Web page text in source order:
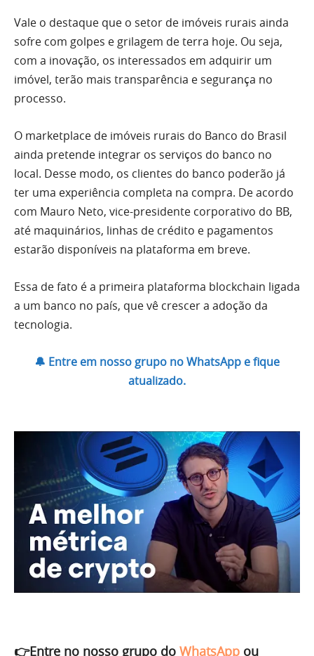
Vale o destaque que o setor de imóveis rurais ainda
sofre com golpes e grilagem de terra hoje. Ou seja,
com a inovação, os interessados em adquirir um
imóvel, terão mais transparência e segurança no
processo.
O marketplace de imóveis rurais do Banco do Brasil
ainda pretende integrar os serviços do banco no
local. Desse modo, os clientes do banco poderão já
ter uma experiência completa na compra. De acordo
com Mauro Neto, vice-presidente corporativo do BB,
até maquinários, linhas de crédito e pagamentos
estarão disponíveis na plataforma em breve.
Essa de fato é a primeira plataforma blockchain ligada
a um banco no país, que vê crescer a adoção da
tecnologia.
🔔 Entre em nosso grupo no WhatsApp e fique
atualizado.
👉Entre no nosso grupo do WhatsApp ou